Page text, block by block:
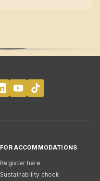
FOR ACCOMMODATIONS
Register here
Sustainability check